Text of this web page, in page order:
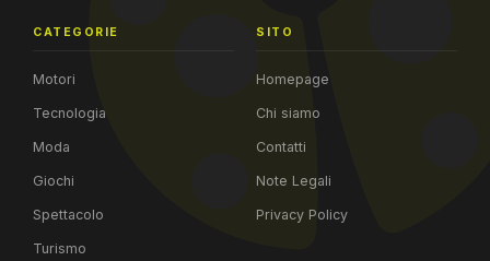
CATEGORIE
Motori
Tecnologia
Moda
Giochi
Spettacolo
Turismo
SITO
Homepage
Chi siamo
Contatti
Note Legali
Privacy Policy